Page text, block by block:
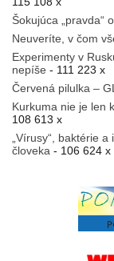
Šokujúca „pravda“
Neuveríte, v čom
Experimenty v
nepíše - 111 223 x
Červená pilulka –
Kurkuma nie je len
108 613 x
„Vírusy“, baktérie
človeka - 106 624 x